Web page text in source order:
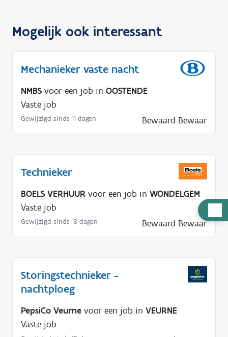
u
l
n
o
Mogelijk ook interessant
Mechanieker vaste nacht
NMBS voor een job in OOSTENDE
Vaste job
Gewijzigd sinds 11 dagen Bewaard Bewaar
Technieker
BOELS VERHUUR voor een job in WONDELGEM
Vaste job
Gewijzigd sinds 13 dagen Bewaard Bewaar
Storingstechnieker -
nachtploeg
PepsiCo Veurne voor een job in VEURNE
Vaste job